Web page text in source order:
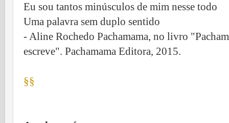
Eu sou tantos minúsculos de mim nesse todo
Uma palavra sem duplo sentido
- Aline Rochedo Pachamama, no livro
escreve". Pachamama Editora, 2015.
§§